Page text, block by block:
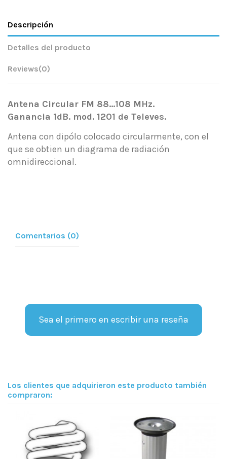
Descripción
Detalles del producto
Reviews(0)
Antena Circular FM 88...108 MHz.
Ganancia 1dB. mod. 1201 de Televes.
Antena con dipólo colocado circularmente, con el
que se obtien un diagrama de radiación
omnidireccional.
Comentarios (0)
Sea el primero en escribir una reseña
Los clientes que adquirieron este producto también
compraron: